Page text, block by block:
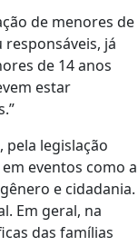
de menores de
já
de 14 anos
estar
pela legislação
eventos como a
e cidadania.
Em geral, na
das famílias